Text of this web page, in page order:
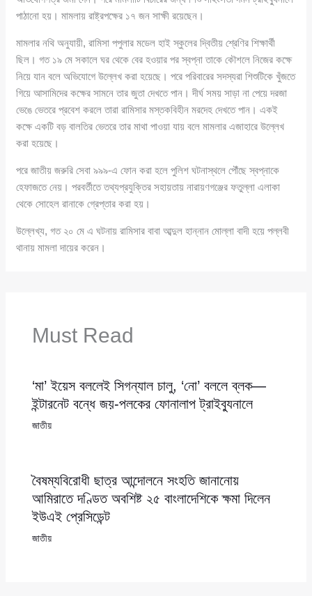
পাঠানো হয়। মামলায় রাষ্ট্রপক্ষের ১৭ জন সাক্ষী রয়েছেন।
মামলার নথি অনুযায়ী, রামিসা পপুলার মডেল হাই স্কুলের দ্বিতীয় শ্রেণির শিক্ষার্থী
ছিল। গত ১৯ মে সকালে ঘর থেকে বের হওয়ার পর স্বপ্না তাকে কৌশলে নিজের কক্ষে
নিয়ে যান বলে অভিযোগে উল্লেখ করা হয়েছে। পরে পরিবারের সদস্যরা শিশুটিকে খুঁজতে
গিয়ে আসামিদের কক্ষের সামনে তার জুতা দেখতে পান। দীর্ঘ সময় সাড়া না পেয়ে দরজা
ভেঙে ভেতরে প্রবেশ করলে তারা রামিসার মস্তকবিহীন মরদেহ দেখতে পান। একই
কক্ষে একটি বড় বালতির ভেতরে তার মাথা পাওয়া যায় বলে মামলার এজাহারে উল্লেখ
করা হয়েছে।
পরে জাতীয় জরুরি সেবা ৯৯৯-এ ফোন করা হলে পুলিশ ঘটনাস্থলে পৌঁছে স্বপ্নাকে
হেফাজতে নেয়। পরবর্তীতে তথ্যপ্রযুক্তির সহায়তায় নারায়ণগঞ্জের ফতুল্লা এলাকা
থেকে সোহেল রানাকে গ্রেপ্তার করা হয়।
উল্লেখ্য, গত ২০ মে এ ঘটনায় রামিসার বাবা আব্দুল হান্নান মোল্লা বাদী হয়ে পল্লবী
থানায় মামলা দায়ের করেন।
Must Read
‘মা’ ইয়েস বললেই সিগন্যাল চালু, ‘নো’ বললে ব্লক—
ইন্টারনেট বন্ধে জয়-পলকের ফোনালাপ ট্রাইব্যুনালে
জাতীয়
বৈষম্যবিরোধী ছাত্র আন্দোলনে সংহতি জানানোয়
আমিরাতে দণ্ডিত অবশিষ্ট ২৫ বাংলাদেশিকে ক্ষমা দিলেন
ইউএই প্রেসিডেন্ট
জাতীয়